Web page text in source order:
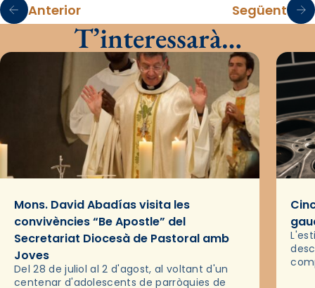
Anterior Següent
T’interessarà…
Mons. David Abadías visita les
convivències “Be Apostle” del
Secretariat Diocesà de Pastoral amb
Joves
Del 28 de juliol al 2 d'agost, al voltant d'un
centenar d'adolescents de parròquies de